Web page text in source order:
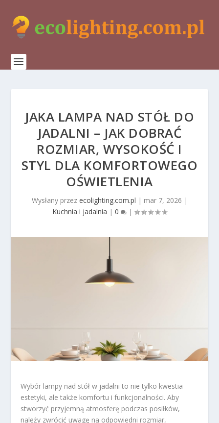
JAKA LAMPA NAD STÓŁ DO
JADALNI – JAK DOBRAĆ
ROZMIAR, WYSOKOŚĆ I
STYL DLA KOMFORTOWEGO
OŚWIETLENIA
Wysłany przez ecolighting.com.pl | mar 7, 2026 |
Kuchnia i jadalnia | 0 |
Wybór lampy nad stół w jadalni to nie tylko kwestia
estetyki, ale także komfortu i funkcjonalności. Aby
stworzyć przyjemną atmosferę podczas posiłków,
należy zwrócić uwagę na odpowiedni rozmiar,